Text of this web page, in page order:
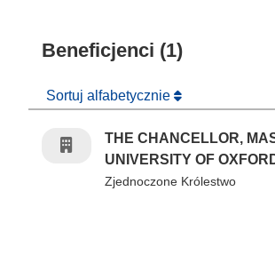
Beneficjenci (1)
Sortuj alfabetycznie
THE CHANCELLOR,
UNIVERSITY OF
Zjednoczone Królestwo